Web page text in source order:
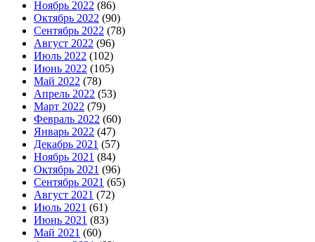
Ноябрь 2022 (86)
Октябрь 2022 (90)
Сентябрь 2022 (78)
Август 2022 (96)
Июль 2022 (102)
Июнь 2022 (105)
Май 2022 (78)
Апрель 2022 (53)
Март 2022 (79)
Февраль 2022 (60)
Январь 2022 (47)
Декабрь 2021 (57)
Ноябрь 2021 (84)
Октябрь 2021 (96)
Сентябрь 2021 (65)
Август 2021 (72)
Июль 2021 (61)
Июнь 2021 (83)
Май 2021 (60)